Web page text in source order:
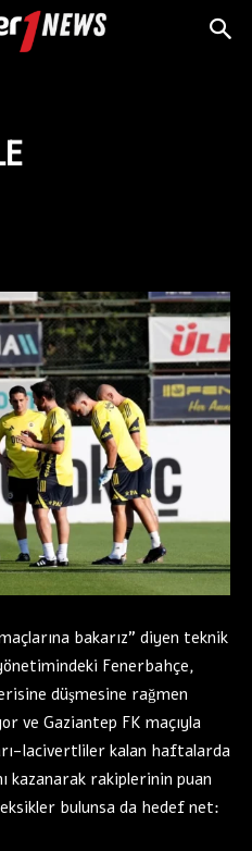
bakarız” diyen teknik
Fenerbahçe,
düşmesine rağmen
ve Gaziantep FK maçıyla
lacivertliler kalan haftalarda
kazanarak rakiplerinin puan
eksikler bulunsa da hedef net: